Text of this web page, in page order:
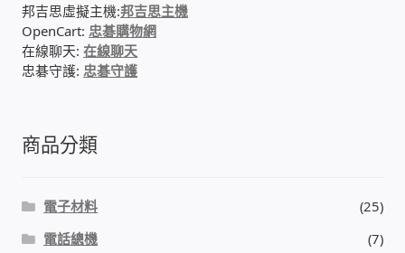
邦吉思虛擬主機:邦吉思主機
OpenCart:忠碁購物網
在線聊天:在線聊天
忠碁守護:忠碁守護
商品分類
電子材料
(25)
電話總機
(7)